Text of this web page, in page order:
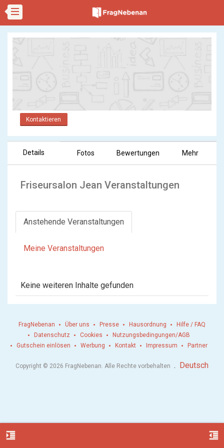
Kontaktieren
Details Fotos Bewertungen Mehr
Friseursalon Jean Veranstaltungen
Anstehende Veranstaltungen
Meine Veranstaltungen
Keine weiteren Inhalte gefunden
format_indent_increase format_indent_decrease
FragNebenan Über uns Presse Hausordnung
Hilfe / FAQ
Datenschutz
Cookies
Nutzungsbedingungen/AGB
Gutschein einlösen
Werbung Kontakt Impressum Partner
Copyright © 2026 FragNebenan. Alle Rechte vorbehalten . Deutsch